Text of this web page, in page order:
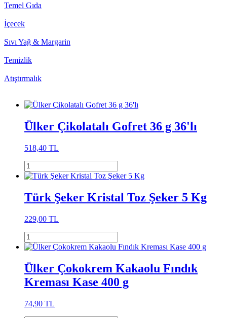
Temel Gıda
İçecek
Sıvı Yağ & Margarin
Temizlik
Atıştırmalık
Ülker Çikolatalı Gofret 36 g 36'lı
518,40 TL
Türk Şeker Kristal Toz Şeker 5 Kg
229,00 TL
Ülker Çokokrem Kakaolu Fındık
Kreması Kase 400 g
74,90 TL